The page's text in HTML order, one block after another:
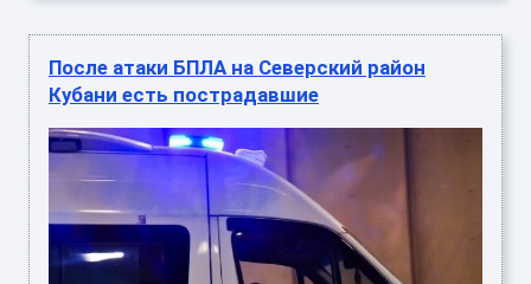
После атаки БПЛА на Северский район
Кубани есть пострадавшие